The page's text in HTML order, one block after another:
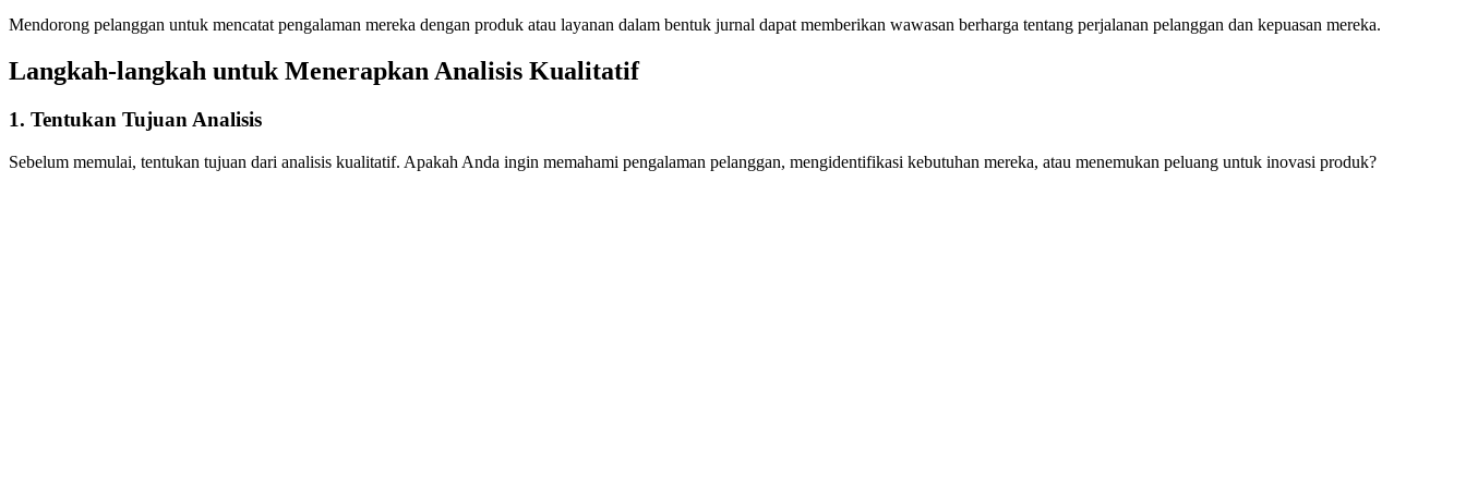
Mendorong pelanggan untuk mencatat pengalaman mereka dengan produk atau layanan dalam bentuk jurnal dapat memberikan wawasan berharga tentang perjalanan pelanggan dan kepuasan mereka.
Langkah-langkah untuk Menerapkan Analisis Kualitatif
1. Tentukan Tujuan Analisis
Sebelum memulai, tentukan tujuan dari analisis kualitatif. Apakah Anda ingin memahami pengalaman pelanggan, mengidentifikasi kebutuhan mereka, atau menemukan peluang untuk inovasi produk?